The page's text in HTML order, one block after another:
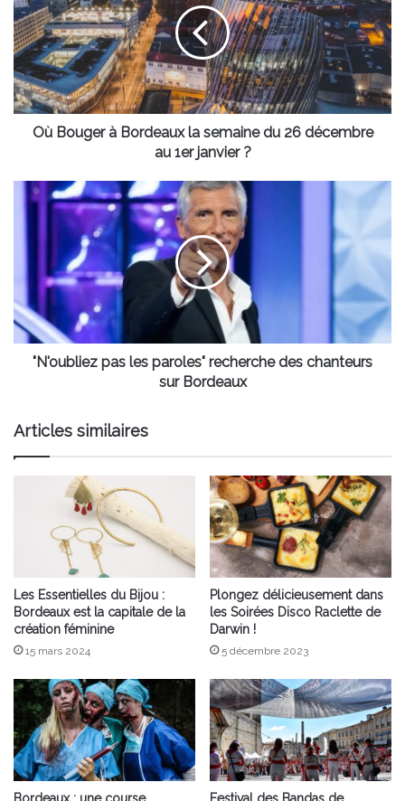
Bordeaux
la
semaine
du
26
décembre
Où Bouger à Bordeaux la semaine du 26 décembre
au 1er janvier ?
"N'oubliez
recherche
chanteurs
sur
Bordeaux
"N'oubliez pas les paroles" recherche des chanteurs
sur Bordeaux
Articles similaires
Les Essentielles du Bijou :
Bordeaux est la capitale de la
création féminine
15 mars 2024
Plongez délicieusement dans
les Soirées Disco Raclette de
Darwin !
5 décembre 2023